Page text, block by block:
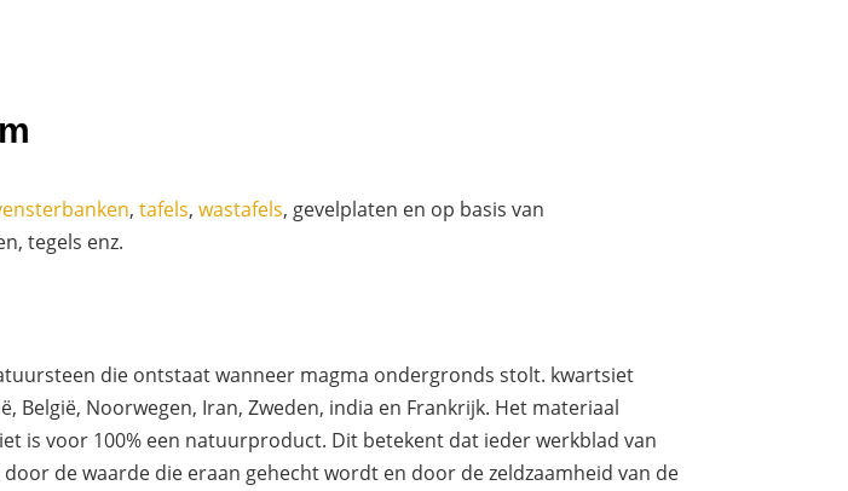
,tafels,wastafels, gevelplaten en op basis van
tegels enz.
die ontstaat wanneer magma ondergronds stolt. kwartsiet
Noorwegen, Iran, Zweden, india en Frankrijk. Het materiaal
is voor 100% een natuurproduct. Dit betekent dat ieder werkblad van
de waarde die eraan gehecht wordt en door de zeldzaamheid van de